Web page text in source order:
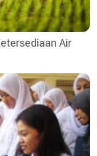
Air